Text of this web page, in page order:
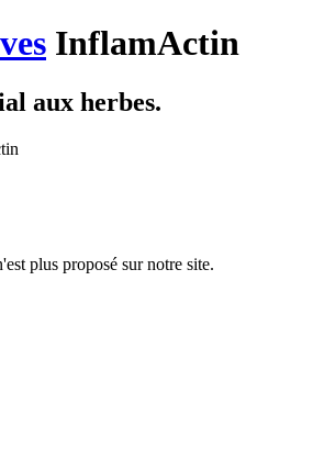
InflamActin
aux herbes.
plus proposé sur notre site.